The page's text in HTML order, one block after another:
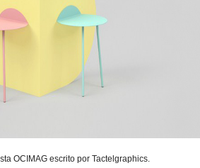
OCIMAG escrito por Tactelgraphics.